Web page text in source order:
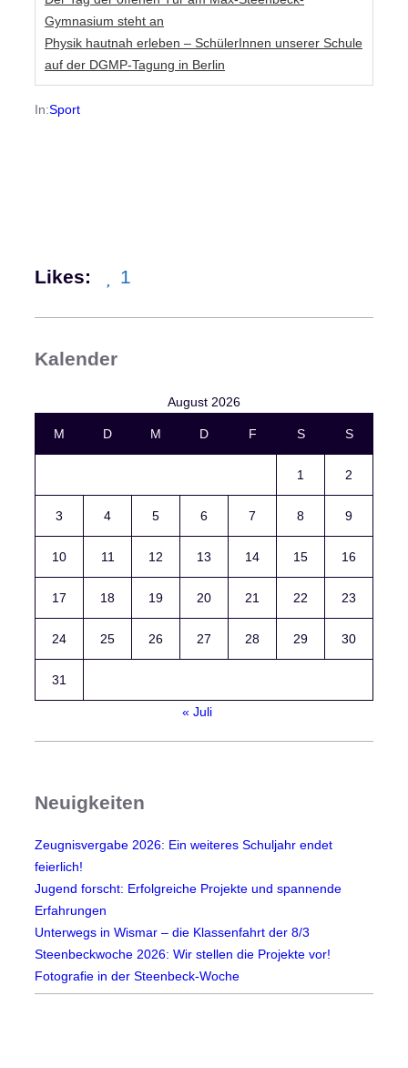
Gymnasium steht an
Physik hautnah erleben – SchülerInnen unserer Schule
auf der DGMP-Tagung in Berlin
In:Sport
Likes: 1
Kalender
August 2026
M D M D F S S
1 2
3 4 5 6 7 8 9
10 11 12 13 14 15 16
17 18 19 20 21 22 23
24 25 26 27 28 29 30
31
« Juli
Neuigkeiten
Zeugnisvergabe 2026: Ein weiteres Schuljahr endet
feierlich!
Jugend forscht: Erfolgreiche Projekte und spannende
Erfahrungen
Unterwegs in Wismar – die Klassenfahrt der 8/3
Steenbeckwoche 2026: Wir stellen die Projekte vor!
Fotografie in der Steenbeck-Woche